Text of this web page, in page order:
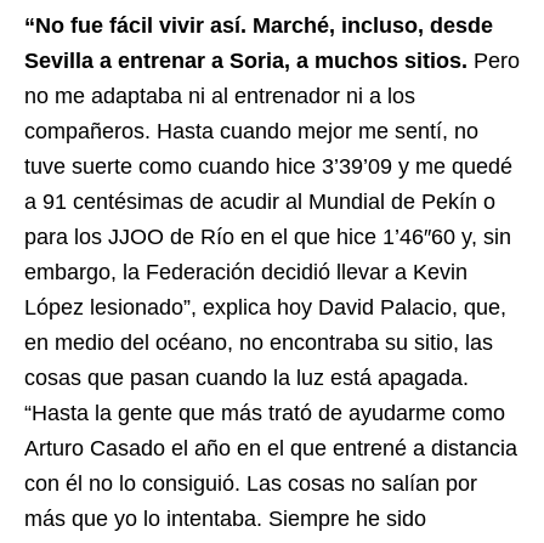
“No fue fácil vivir así. Marché, incluso, desde
Sevilla a entrenar a Soria, a muchos sitios. Pero
no me adaptaba ni al entrenador ni a los
compañeros. Hasta cuando mejor me sentí, no
tuve suerte como cuando hice 3’39’09 y me quedé
a 91 centésimas de acudir al Mundial de Pekín o
para los JJOO de Río en el que hice 1’46″60 y, sin
embargo, la Federación decidió llevar a Kevin
López lesionado”, explica hoy David Palacio, que,
en medio del océano, no encontraba su sitio, las
cosas que pasan cuando la luz está apagada.
“Hasta la gente que más trató de ayudarme como
Arturo Casado el año en el que entrené a distancia
con él no lo consiguió. Las cosas no salían por
más que yo lo intentaba. Siempre he sido